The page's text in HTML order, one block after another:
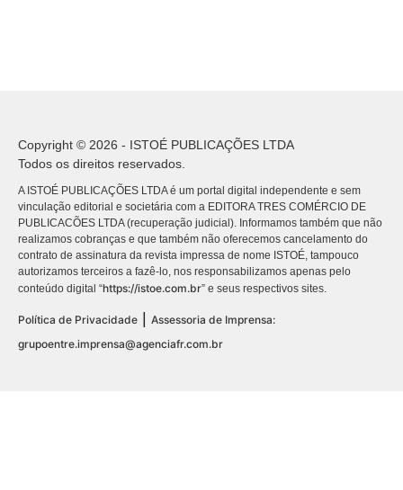
Copyright © 2026 - ISTOÉ PUBLICAÇÕES LTDA
Todos os direitos reservados.
A ISTOÉ PUBLICAÇÕES LTDA é um portal digital independente e sem
vinculação editorial e societária com a EDITORA TRES COMÉRCIO DE
PUBLICACÕES LTDA (recuperação judicial). Informamos também que não
realizamos cobranças e que também não oferecemos cancelamento do
contrato de assinatura da revista impressa de nome ISTOÉ, tampouco
autorizamos terceiros a fazê-lo, nos responsabilizamos apenas pelo
conteúdo digital “https://istoe.com.br” e seus respectivos sites.
Política de Privacidade
Assessoria de Imprensa:
grupoentre.imprensa@agenciafr.com.br